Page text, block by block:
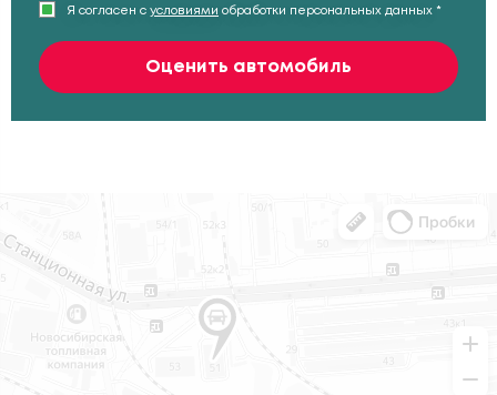
Я согласен с условиями обработки персональных данных *
Оценить автомобиль